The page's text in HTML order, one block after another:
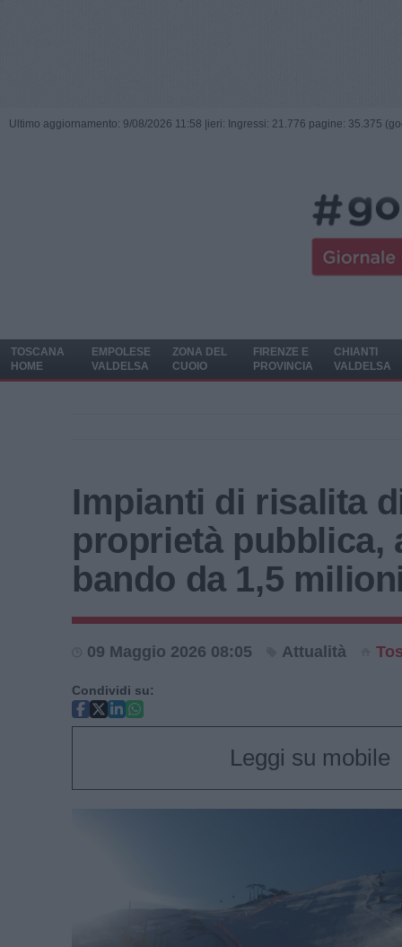
Ultimo aggiornamento: 9/08/2026 11:58 | ieri: Ingressi: 21.776 pagine: 35.375
TOSCANA
HOME
EMPOLESE
VALDELSA
ZONA DEL
CUOIO
FIRENZE E
PROVINCIA
CHIANTI
VALDELSA
Impianti di risalita
proprietà pubblica,
bando da 1,5
09 Maggio 2026 08:05 Attualità
Condividi su:
Leggi su mobile